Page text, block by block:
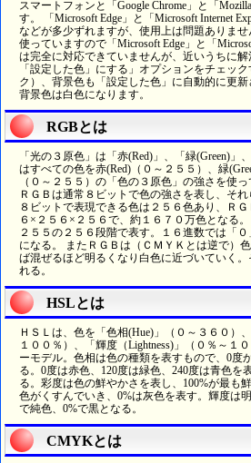
スマートフォンと「Google Chrome」と「
す。 「Microsoft Edge」と「Microsoft Internet
などが多少ずれますが、使用上は問題ありませ
使っていますので「Microsoft Edge」と「
は完全に対応できていませんが、近いうちに
「設定した色」にする」オプションをチェッ
ク）、背景色も「設定した色」に自動的に更
背景色は白色になります。
RGBとは
「光の３原色」は「赤(Red)」、「緑(Green)」
はすべての色を赤(Red)（０～２５５）、緑
（０～２５５）の「色の３原色」の強さを使
ＲＧＢは通常８ビットで色の強さを表し、それ
８ビットで表現できる色は２５６色あり、Ｒ
６×２５６×２５６で、約１６７０万色となる
２５５の２５６段階で表す。１６進数では「
になる。 またＲＧＢは（ＣＭＹＫとは逆で）
ば混ぜるほど明るくなり白色に近づいていく
れる。
HSLとは
ＨＳＬは、色を「色相(Hue)」（０～３６０）
１００％）、「輝度（Lightness)」（０％～１
ーモデル。色相は色の種類を表すもので、0度
る。0度は赤色、120度は緑色、240度は青色を
る。彩度は色の鮮やかさを表し、100%が最も
色がくすんでいき、0%は灰色を表す。輝度は
で純色、0%で黒となる。
CMYKとは